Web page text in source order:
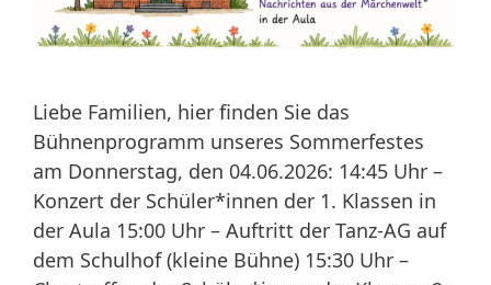
Liebe Familien, hier finden Sie das
Bühnenprogramm unseres Sommerfestes
am Donnerstag, den 04.06.2026: 14:45 Uhr –
Konzert der Schüler*innen der 1. Klassen in
der Aula 15:00 Uhr – Auftritt der Tanz-AG auf
dem Schulhof (kleine Bühne) 15:30 Uhr –